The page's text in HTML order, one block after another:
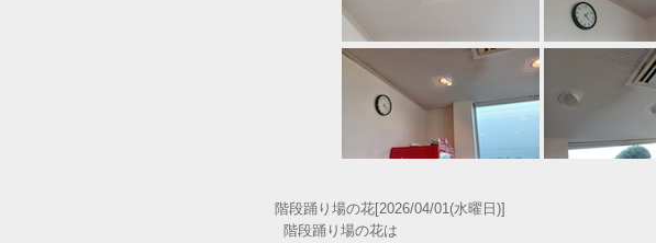
階段踊り場の花[2026/04/01(水曜日)]
階段踊り場の花は